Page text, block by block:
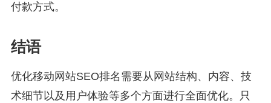
付款方式。
结语
优化移动网站SEO排名需要从网站结构、内容、技
术细节以及用户体验等多个方面进行全面优化。只